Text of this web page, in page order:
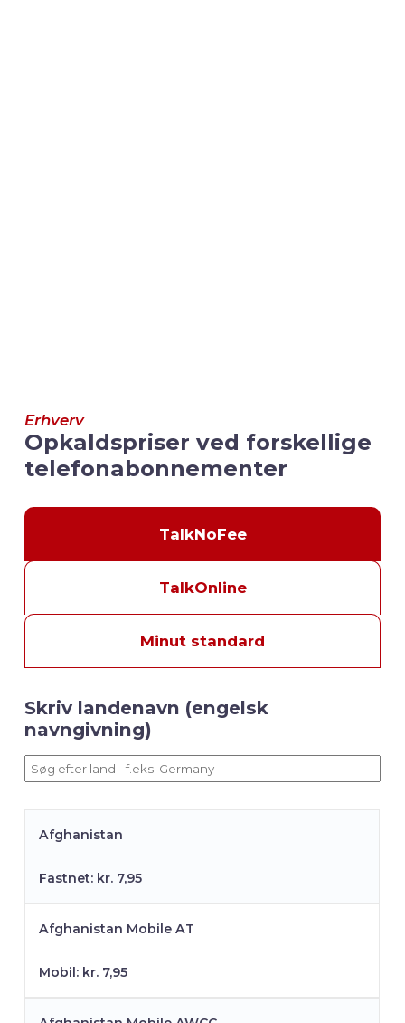
Erhverv
Opkaldspriser ved forskellige
telefonabonnementer
TalkNoFee
TalkOnline
Minut standard
Skriv landenavn (engelsk
navngivning)
Afghanistan
Fastnet: kr. 7,95
Afghanistan Mobile AT
Mobil: kr. 7,95